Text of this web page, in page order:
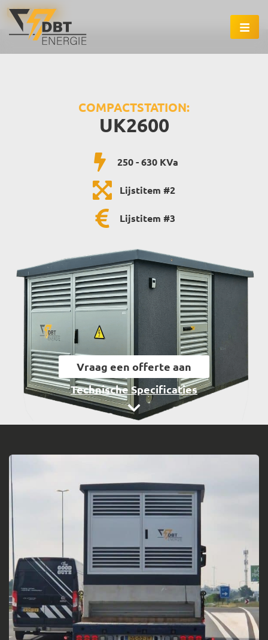
UK2600
COMPACTSTATION:
UK2600
250 - 630 KVa
Lijstitem #2
Lijstitem #3
Vraag een offerte aan
Technische Specificaties